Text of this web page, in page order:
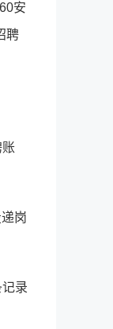
安
聘
账
岗
录